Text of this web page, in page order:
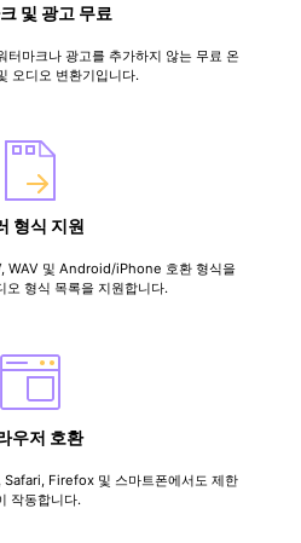
및 광고 무료
마크나 광고를 추가하지 않는 무료 온
오디오 변환기입니다.
형식 지원
WAV 및 Android/iPhone 호환 형식을
오 형식 목록을 지원합니다.
우저 호환
Firefox 및 스마트폰에서도 제한
작동합니다.